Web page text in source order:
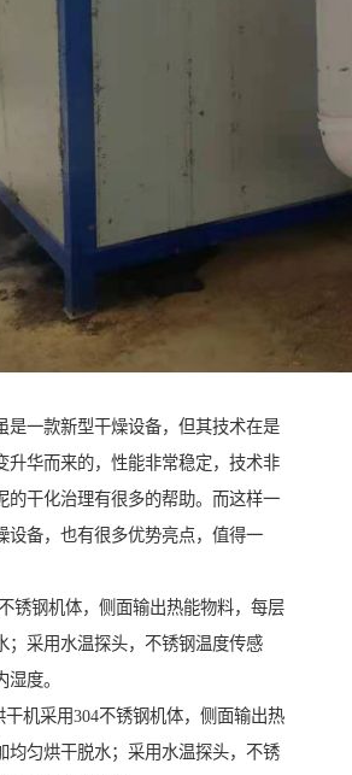
是一款新型干燥设备，但其技术在是
升华而来的，性能非常稳定，技术非
的干化治理有很多的帮助。而这样一
设备，也有很多优势亮点，值得一
锈钢机体，侧面输出热能物料，每层
；采用水温探头，不锈钢温度传感
度。
干机采用304不锈钢机体，侧面输出热
均匀烘干脱水；采用水温探头，不锈